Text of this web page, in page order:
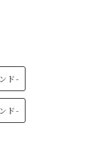
ド-
ド-